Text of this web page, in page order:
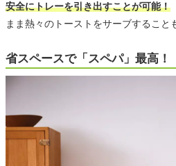
安全にトレーを引き出すことが可能！
まま熱々のトーストをサーブすること
省スペースで「スペパ」最高！